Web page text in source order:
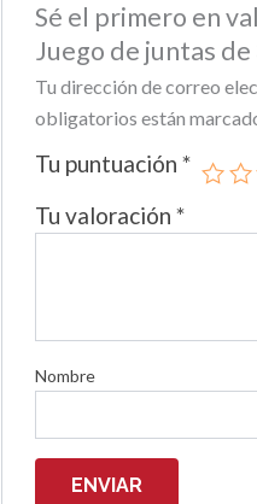
Sé el primero en
Juego de juntas de
Tu dirección de correo
obligatorios están
Tu puntuación *
Tu valoración *
Nombre